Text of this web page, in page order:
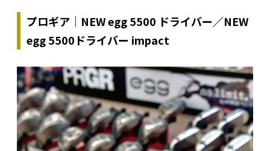
プロギア｜NEW egg 5500 ドライバー／NEW
egg 5500ドライバー impact